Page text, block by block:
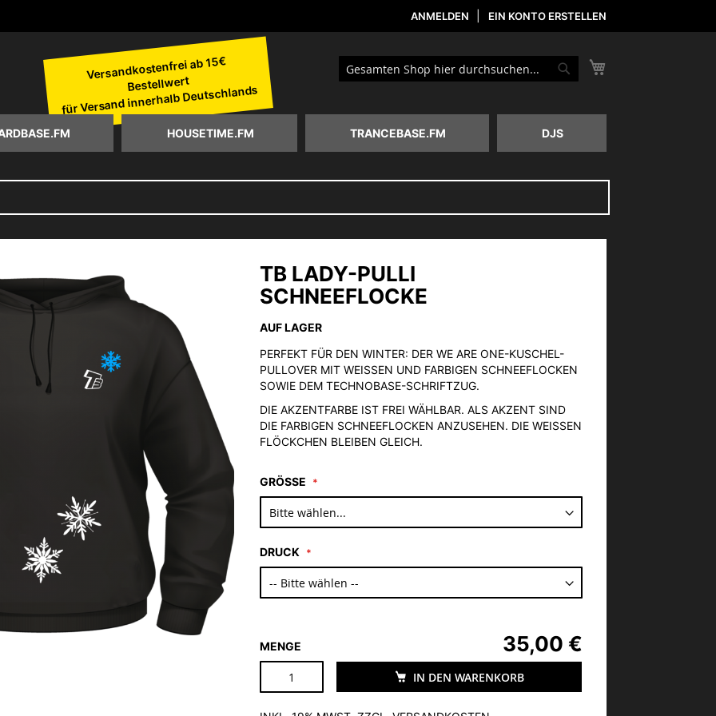
ANMELDEN EIN KONTO ERSTELLEN
Versandkostenfrei ab 15€
Bestellwert
für Versand innerhalb Deutschlands
Suche
HOUSETIME.FM TRANCEBASE.FM DJS
TB LADY-PULLI
SCHNEEFLOCKE
AUF LAGER
PERFEKT FÜR DEN WINTER: DER WE ARE ONE-KUSCHEL-
PULLOVER MIT WEISSEN UND FARBIGEN SCHNEEFLOCKEN S
OWIE DEM TECHNOBASE-SCHRIFTZUG.
DIE AKZENTFARBE IST FREI WÄHLBAR. ALS AKZENT SIND
DIE FARBIGEN SCHNEEFLOCKEN ANZUSEHEN. DIE WEISSEN F
LÖCKCHEN BLEIBEN GLEICH.
GRÖSSE
DRUCK
MENGE
IN DEN WARENKORB
35,00 €